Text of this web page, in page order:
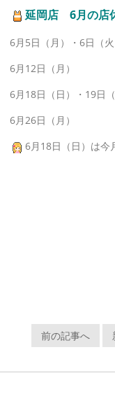
延岡店 6月の店
6月5日（月）・6日（
6月12日（月）
6月18日（日）・19日（
6月26日（月）
6月18日（日）は今
前の記事へ